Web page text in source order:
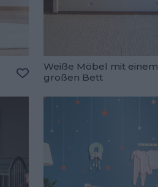
Zu den Favoriten hinzufügen
Weiße Möbel mit einem
großen Bett